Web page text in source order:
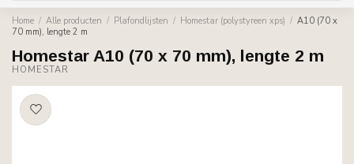
Home / Alle producten / Plafondlijsten / Homestar (polystyreen xps) / A10 (70 x
70 mm), lengte 2 m
Homestar A10 (70 x 70 mm), lengte 2 m
HOMESTAR